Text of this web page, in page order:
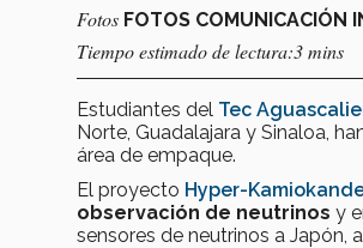
Fotos FOTOS COMUNICACIÓN
Tiempo estimado de lectura:3 mins
Estudiantes del Tec
Norte, Guadalajara y Sinaloa,
área de empaque.
El proyecto Hyper-
observación de neutrinos y
sensores de neutrinos a Japón,